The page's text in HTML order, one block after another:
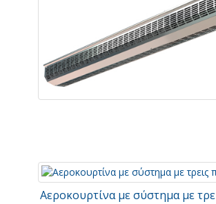
Αεροκουρτίνα με σύστημα με